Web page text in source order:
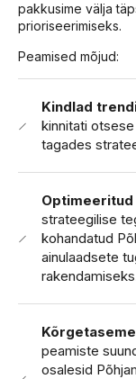
pakkusime välja
prioriseerimiseks.
Peamised mõjud:
Kindlad
kinnitati
tagades
strateegilise
kohandatud
ainulaadsete
peamiste
osalesid